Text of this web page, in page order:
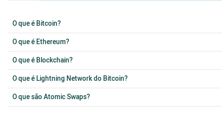
O que é Bitcoin?
O que é Ethereum?
O que é Blockchain?
O que é Lightning Network do Bitcoin?
O que são Atomic Swaps?